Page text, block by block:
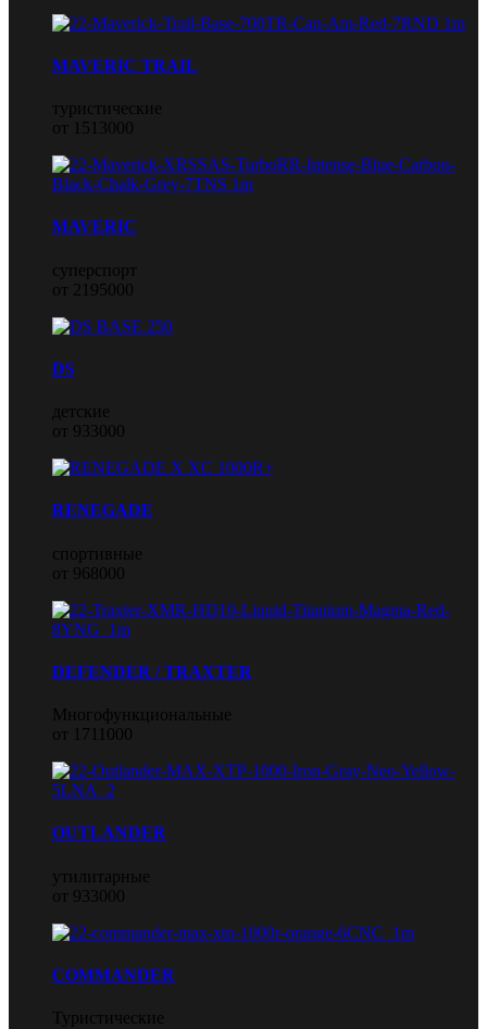
MAVERIC TRAIL
туристические
от 1513000
MAVERIC
суперспорт
от 2195000
DS
детские
от 933000
RENEGADE
спортивные
от 968000
DEFENDER / TRAXTER
Многофункциональные
от 1711000
OUTLANDER
утилитарные
от 933000
COMMANDER
Туристические